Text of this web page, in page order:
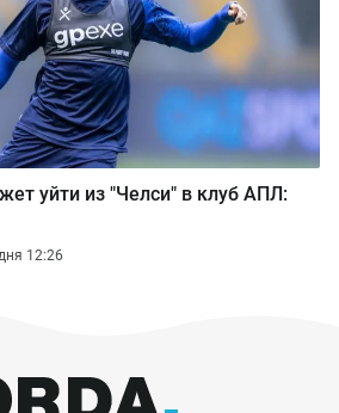
уйти из "Челси" в клуб АПЛ:
12:26